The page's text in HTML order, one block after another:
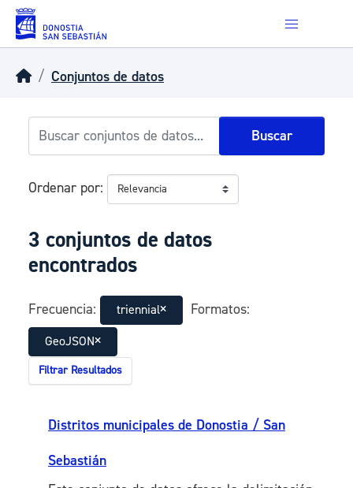
Skip to main content
Conjuntos de datos
Buscar
Ordenar por
3 conjuntos de datos
encontrados
Frecuencia: triennial Formatos:
GeoJSON
Filtrar Resultados
Distritos municipales de Donostia / San
Sebastián